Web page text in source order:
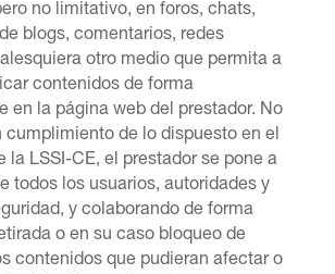
no limitativo, en foros, chats,
blogs, comentarios, redes
otro medio que permita a
contenidos de forma
en la página web del prestador. No
cumplimiento de lo dispuesto en el
la LSSI-CE, el prestador se pone a
todos los usuarios, autoridades y
y colaborando de forma
o en su caso bloqueo de
contenidos que pudieran afectar o